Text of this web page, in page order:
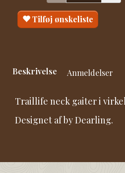
Tilføj ønskeliste
Beskrivelse Anmeldelser
Traillife neck gaiter i
Designet af by Dearling.